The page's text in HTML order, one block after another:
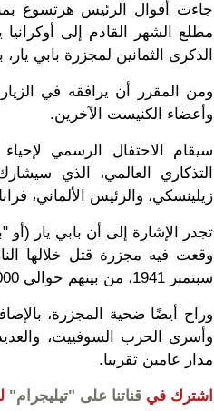
جاءت أقوال الرئيس هرتسوغ
الذكرى الثمانين لمجزرة بابي
ومن المقرر أن يرافقه في
وأعضاء الكنيست الآخرين.
سيقام الاحتفال الرسمي
التذكاري العالمي، الذي
زيلينسكي، والرئيس الألماني،
تجدر الإشارة إلى أن بابي يار
سبتمبر 1941، من بينهم حوالي 50.000 من المواطنين اليهود.
وأسرى الحرب السوفييت،
مدار عامين تقريبا.
اشترك في قناتنا على "تيليجرام"